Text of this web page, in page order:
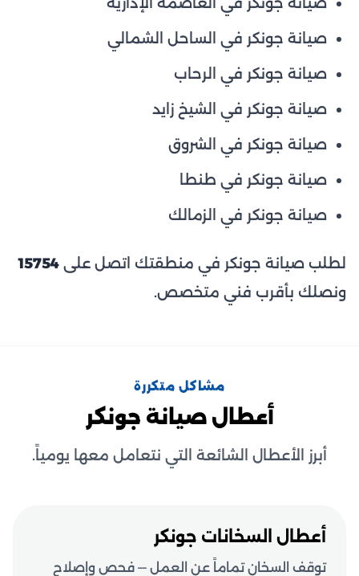
صيانة جونكر في الساحل الشمالي
صيانة جونكر في الرحاب
صيانة جونكر في الشيخ زايد
صيانة جونكر في الشروق
صيانة جونكر في طنطا
صيانة جونكر في الزمالك
لطلب صيانة جونكر في منطقتك اتصل على 15754
ونصلك بأقرب فني متخصص.
مشاكل متكررة
أعطال صيانة جونكر
أبرز الأعطال الشائعة التي نتعامل معها يومياً.
أعطال السخانات جونكر
توقف السخان تماماً عن العمل — فحص وإصلاح